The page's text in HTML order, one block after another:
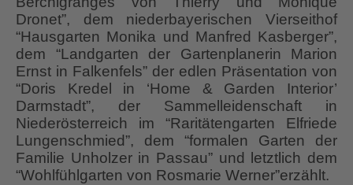
Dronet”, dem niederbayerischen Vierseithof
“Hausgarten Monika und Manfred Kasberger”,
dem “Landgarten der Gartenplanerin Marion
Ernst in Falkenfels” der edlen Präsentation von
“Doris Kredel in ‘Home & Garden Interior’
Darmstadt”, der Sammelleidenschaft in
Niederösterreich im “Raritätengarten Elfriede
Lungenschmied”, dem “formalen Garten der
Familie Unholzer in Passau” und letztlich dem
“Wohlfühlgarten von Rosmarie Werner”erzählt.